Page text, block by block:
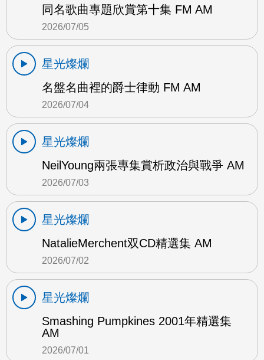
同名歌曲專題欣賞第十集 FM AM
2026/07/05
星光燦爛
名盤名曲裡的爵士律動 FM AM
2026/07/04
星光燦爛
NeilYoung兩張專集賞析政治與戰爭 AM
2026/07/03
星光燦爛
NatalieMerchent双CD精選集 AM
2026/07/02
星光燦爛
Smashing Pumpkines 2001年精選集
AM
2026/07/01